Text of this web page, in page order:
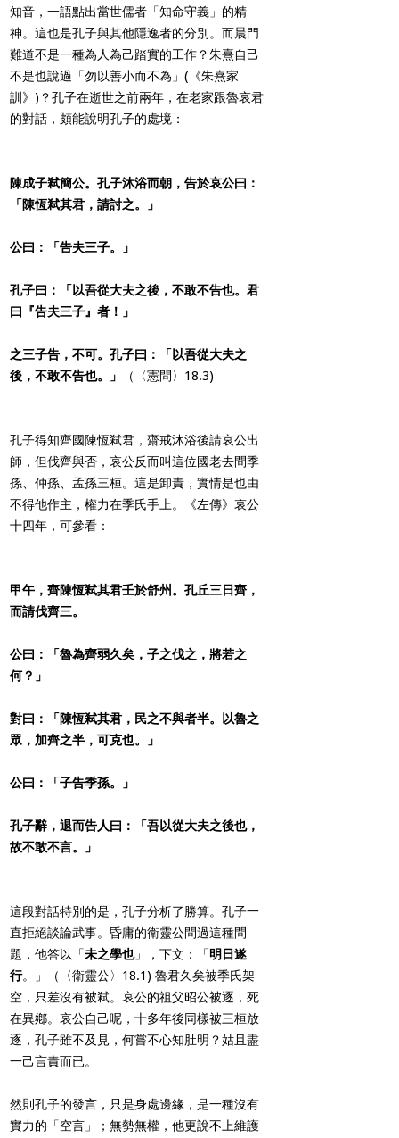
知音，一語點出當世儒者「知命守義」的精
神。這也是孔子與其他隱逸者的分別。而晨門
難道不是一種為人為己踏實的工作？朱熹自己
不是也說過「勿以善小而不為」(《朱熹家
訓》)？孔子在逝世之前兩年，在老家跟魯哀君
的對話，頗能說明孔子的處境：
陳成子弒簡公。孔子沐浴而朝，告於哀公曰：
「陳恆弒其君，請討之。」
公曰：「告夫三子。」
孔子曰：「以吾從大夫之後，不敢不告也。君
曰『告夫三子』者！」
之三子告，不可。孔子曰：「以吾從大夫之
後，不敢不告也。」
（〈憲問〉18.3)
孔子得知齊國陳恆弒君，齋戒沐浴後請哀公出
師，但伐齊與否，哀公反而叫這位國老去問季
孫、仲孫、孟孫三桓。這是卸責，實情是也由
不得他作主，權力在季氏手上。《左傳》哀公
十四年，可參看：
甲午，齊陳恆弒其君壬於舒州。孔丘三日齊，
而請伐齊三。
公曰：「魯為齊弱久矣，子之伐之，將若之
何？」
對曰：「陳恆弒其君，民之不與者半。以魯之
眾，加齊之半，可克也。」
公曰：「子告季孫。」
孔子辭，退而告人曰：「吾以從大夫之後也，
故不敢不言。」
這段對話特別的是，孔子分析了勝算。孔子一
直拒絕談論武事。昏庸的衛靈公問過這種問
題，他答以「未之學也」，下文：「明日遂
行。」（〈衛靈公〉18.1) 魯君久矣被季氏架
空，只差沒有被弒。哀公的祖父昭公被逐，死
在異鄕。哀公自己呢，十多年後同樣被三桓放
逐，孔子雖不及見，何嘗不心知肚明？姑且盡
一己言責而已。
然則孔子的發言，只是身處邊緣，是一種沒有
實力的「空言」；無勢無權，他更說不上維護